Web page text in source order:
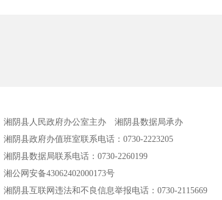
湘阴县人民政府办公室主办
湘阴县数据局承办
湘阴县政府办值班室联系电话：0730-2223205
湘阴县数据局联系电话：0730-2260199
湘公网安备43062402000173号
湘阴县互联网违法和不良信息举报电话：0730-2115669